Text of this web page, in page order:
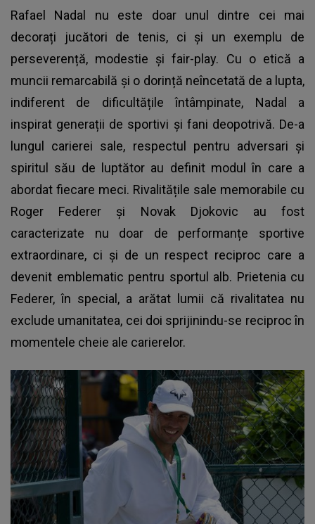
Rafael Nadal
nu este doar unul dintre cei mai
decorați jucători de tenis, ci și un exemplu de
perseverență, modestie și fair-play. Cu o etică a
muncii remarcabilă și o dorință neîncetată de a lupta,
indiferent de dificultățile întâmpinate, Nadal a
inspirat generații de sportivi și fani deopotrivă. De-a
lungul carierei sale, respectul pentru adversari și
spiritul său de luptător au definit modul în care a
abordat fiecare meci. Rivalitățile sale memorabile cu
Roger Federer și Novak Djokovic au fost
caracterizate nu doar de performanțe sportive
extraordinare, ci și de un respect reciproc care a
devenit emblematic pentru sportul alb. Prietenia cu
Federer, în special, a arătat lumii că rivalitatea nu
exclude umanitatea, cei doi sprijinindu-se reciproc în
momentele cheie ale carierelor.